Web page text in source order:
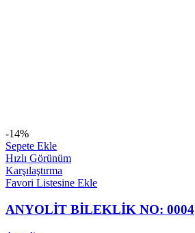
-14%
Sepete Ekle
Hızlı Görünüm
Karşılaştırma
Favori Listesine Ekle
ANYOLİT BİLEKLİK NO: 0004